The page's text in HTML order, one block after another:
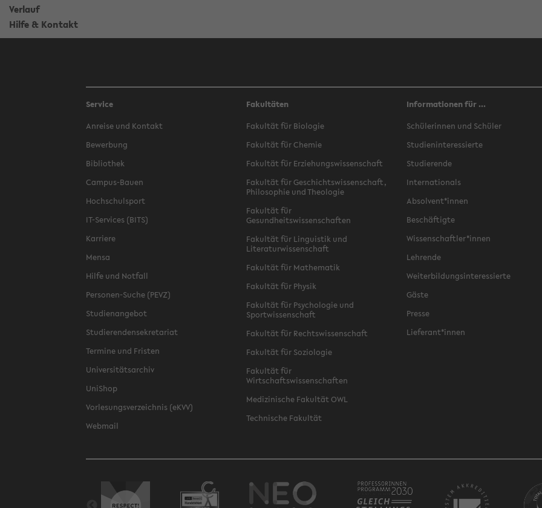
Verlauf
Hilfe & Kontakt
Service
Anreise und Kontakt
Bewerbung
Bibliothek
Campus-Bauen
Hochschulsport
IT-Services (BITS)
Karriere
Mensa
Hilfe und Notfall
Personen-Suche (PEVZ)
Studienangebot
Studierendensekretariat
Termine und Fristen
Universitätsarchiv
UniShop
Vorlesungsverzeichnis (eKVV)
Webmail
Fakultäten
Fakultät für Biologie
Fakultät für Chemie
Fakultät für Erziehungswissenschaft
Fakultät für Geschichtswissenschaft,
Philosophie und Theologie
Fakultät für
Gesundheitswissenschaften
Fakultät für Linguistik und
Literaturwissenschaft
Fakultät für Mathematik
Fakultät für Physik
Fakultät für Psychologie und
Sportwissenschaft
Fakultät für Rechtswissenschaft
Fakultät für Soziologie
Fakultät für
Wirtschaftswissenschaften
Medizinische Fakultät OWL
Technische Fakultät
Informationen für ...
Schülerinnen und Schüler
Studieninteressierte
Studierende
Internationals
Absolvent*innen
Beschäftigte
Wissenschaftler*innen
Lehrende
Weiterbildungsinteressierte
Gäste
Presse
Lieferant*innen